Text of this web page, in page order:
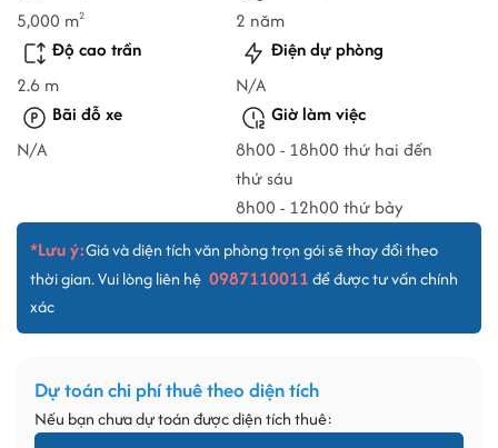
5,000 m2
2 năm
Độ cao trần
2.6 m
Điện dự phòng
N/A
Bãi đỗ xe
N/A
Giờ làm việc
8h00 - 18h00 thứ hai đến
thứ sáu
8h00 - 12h00 thứ bảy
*Lưu ý:Giá và diện tích văn phòng trọn gói sẽ thay đổi theo
thời gian. Vui lòng liên hệ 0987110011để được tư vấn chính
xác
Dự toán chi phí thuê theo diện tích
Nếu bạn chưa dự toán được diện tích thuê: